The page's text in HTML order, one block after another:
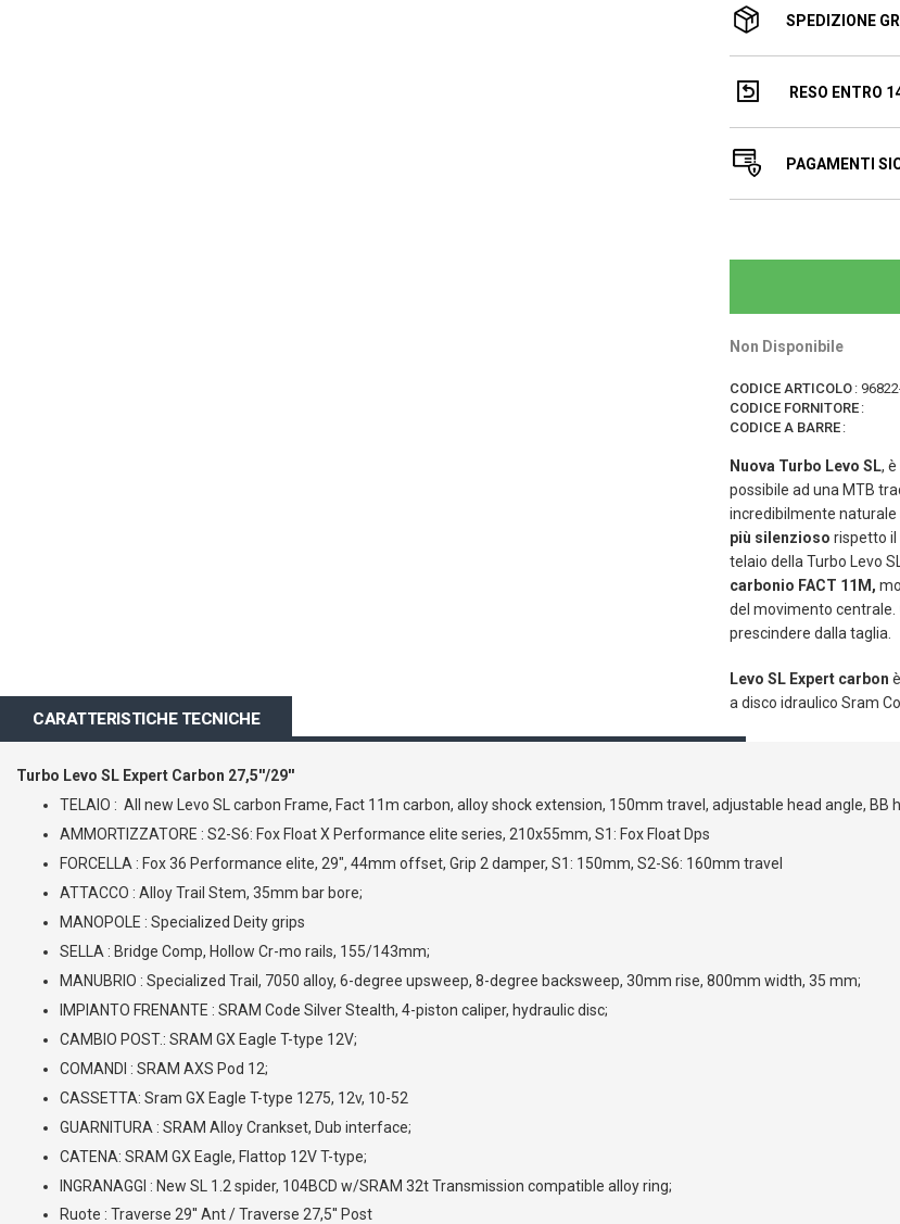
SPEDIZIONE
RESO ENTRO
PAGAMENTI
Non Disponibile
CODICE ARTICOLO :
CODICE FORNITORE :
CODICE A BARRE :
Nuova Turbo Levo SL,
possibile ad una MTB
incredibilmente naturale
più silenzioso rispetto il
telaio della Turbo Levo
carbonio FACT 11M,
del movimento centrale.
prescindere dalla taglia.
Levo SL Expert carbon
a disco idraulico Sram
CARATTERISTICHE TECNICHE
Turbo Levo SL Expert Carbon 27,5''/29''
TELAIO : All new Levo SL carbon Frame, Fact 11m carbon, alloy shock extension, 150mm travel, adjustable head angle, BB
AMMORTIZZATORE : S2-S6: Fox Float X Performance elite series, 210x55mm, S1: Fox Float Dps
FORCELLA : Fox 36 Performance elite, 29", 44mm offset, Grip 2 damper, S1: 150mm, S2-S6: 160mm travel
ATTACCO : Alloy Trail Stem, 35mm bar bore;
MANOPOLE : Specialized Deity grips
SELLA : Bridge Comp, Hollow Cr-mo rails, 155/143mm;
MANUBRIO : Specialized Trail, 7050 alloy, 6-degree upsweep, 8-degree backsweep, 30mm rise, 800mm width, 35 mm;
IMPIANTO FRENANTE : SRAM Code Silver Stealth, 4-piston caliper, hydraulic disc;
CAMBIO POST.: SRAM GX Eagle T-type 12V;
COMANDI : SRAM AXS Pod 12;
CASSETTA: Sram GX Eagle T-type 1275, 12v, 10-52
GUARNITURA : SRAM Alloy Crankset, Dub interface;
CATENA: SRAM GX Eagle, Flattop 12V T-type;
INGRANAGGI : New SL 1.2 spider, 104BCD w/SRAM 32t Transmission compatible alloy ring;
Ruote : Traverse 29'' Ant / Traverse 27,5'' Post